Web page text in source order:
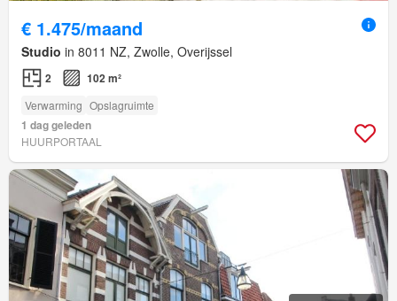
€ 1.475/maand
Studio in 8011 NZ, Zwolle, Overijssel
2 102 m²
Verwarming Opslagruimte
1 dag geleden
HUURPORTAAL